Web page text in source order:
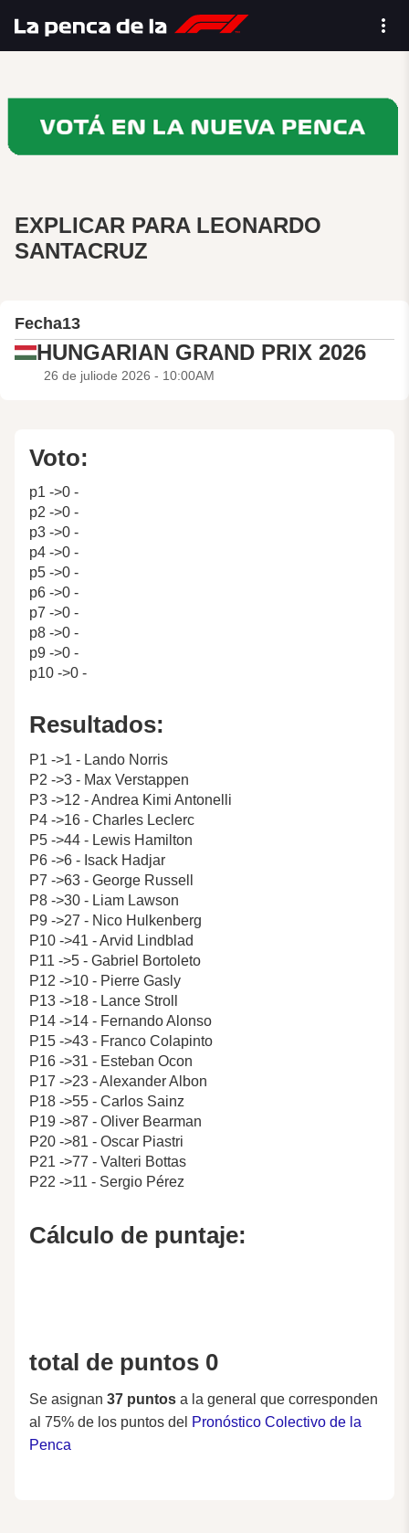
EXPLICAR PARA LEONARDO
SANTACRUZ
Fecha13
HUNGARIAN GRAND PRIX 2026
26 de juliode 2026 - 10:00AM
Voto:
p1 ->0 -
p2 ->0 -
p3 ->0 -
p4 ->0 -
p5 ->0 -
p6 ->0 -
p7 ->0 -
p8 ->0 -
p9 ->0 -
p10 ->0 -
Resultados:
P1 ->1 - Lando Norris
P2 ->3 - Max Verstappen
P3 ->12 - Andrea Kimi Antonelli
P4 ->16 - Charles Leclerc
P5 ->44 - Lewis Hamilton
P6 ->6 - Isack Hadjar
P7 ->63 - George Russell
P8 ->30 - Liam Lawson
P9 ->27 - Nico Hulkenberg
P10 ->41 - Arvid Lindblad
P11 ->5 - Gabriel Bortoleto
P12 ->10 - Pierre Gasly
P13 ->18 - Lance Stroll
P14 ->14 - Fernando Alonso
P15 ->43 - Franco Colapinto
P16 ->31 - Esteban Ocon
P17 ->23 - Alexander Albon
P18 ->55 - Carlos Sainz
P19 ->87 - Oliver Bearman
P20 ->81 - Oscar Piastri
P21 ->77 - Valteri Bottas
P22 ->11 - Sergio Pérez
Cálculo de puntaje:
total de puntos 0
Se asignan 37 puntos a la general que corresponden
al 75% de los puntos del Pronóstico Colectivo de la
Penca